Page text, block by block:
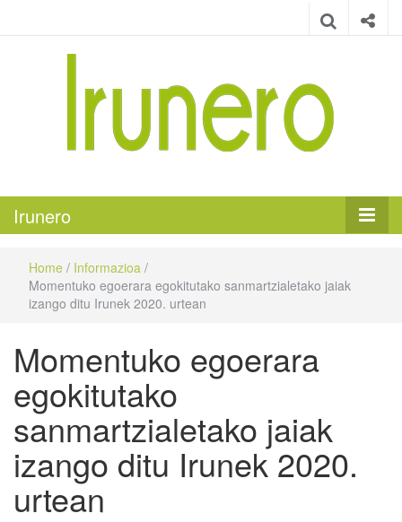
Irunero
Home / Informazioa /
Momentuko egoerara egokitutako sanmartzialetako jaiak
izango ditu Irunek 2020. urtean
Momentuko egoerara
egokitutako
sanmartzialetako jaiak
izango ditu Irunek 2020.
urtean